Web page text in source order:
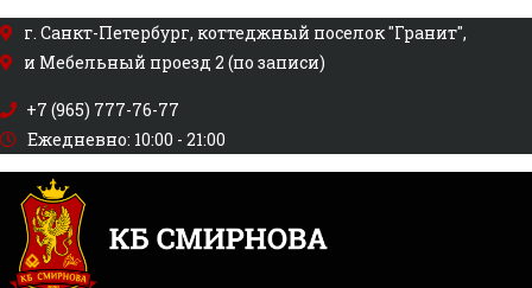
Перейти
к
г. Санкт-Петербург, коттеджный поселок "Гранит",
и Мебельный проезд 2 (по записи)
+7 (965) 777-76-77
Ежедневно: 10:00 - 21:00